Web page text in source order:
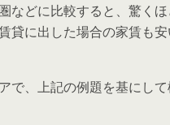
などに比較すると、驚く
貸に出した場合の家賃も
で、上記の例題を基にし